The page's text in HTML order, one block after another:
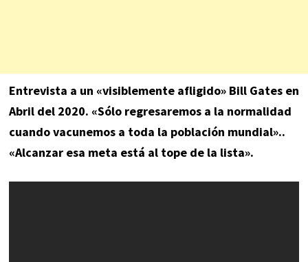
Entrevista a un «visiblemente afligido» Bill Gates en
Abril del 2020. «Sólo regresaremos a la normalidad
cuando vacunemos a toda la población mundial»..
«Alcanzar esa meta está al tope de la lista».